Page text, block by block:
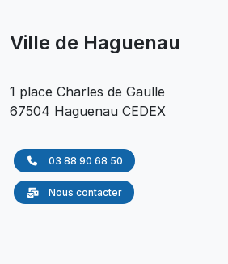
Ville de Haguenau
1 place Charles de Gaulle
67504 Haguenau CEDEX
03 88 90 68 50
Nous contacter